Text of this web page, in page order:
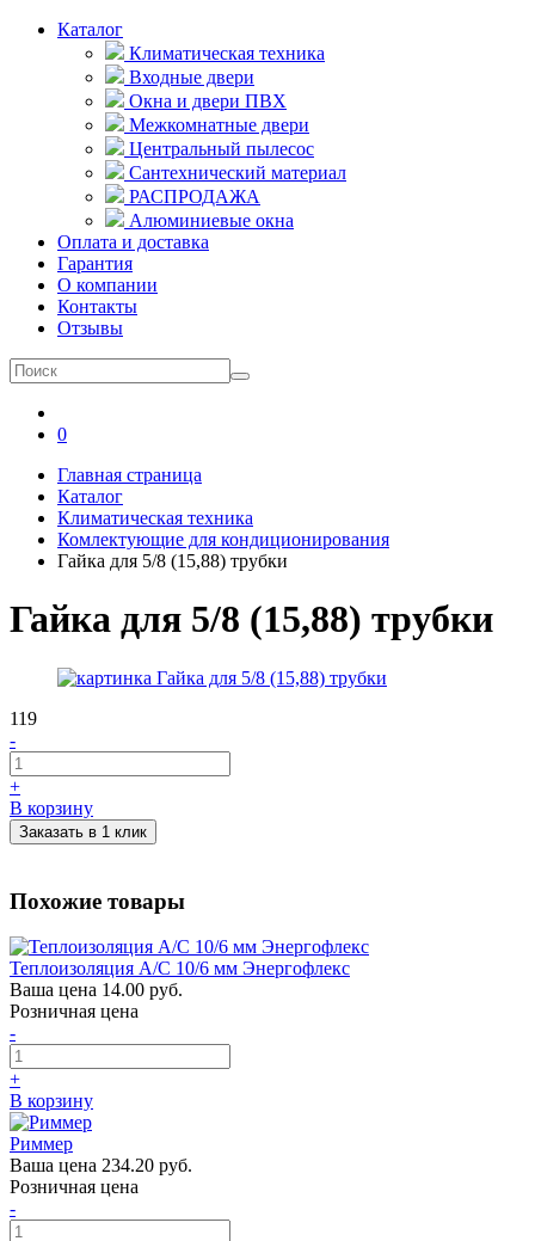
Каталог
Климатическая техника
Входные двери
Окна и двери ПВХ
Межкомнатные двери
Центральный пылесос
Сантехнический материал
РАСПРОДАЖА
Алюминиевые окна
Оплата и доставка
Гарантия
О компании
Контакты
Отзывы
0
Главная страница
Каталог
Климатическая техника
Комлектующие для кондиционирования
Гайка для 5/8 (15,88) трубки
Гайка для 5/8 (15,88) трубки
119
-
+
В корзину
Заказать в 1 клик
Похожие товары
Теплоизоляция А/С 10/6 мм Энергофлекс
Ваша цена 14.00 руб.
Розничная цена
-
+
В корзину
Риммер
Ваша цена 234.20 руб.
Розничная цена
-